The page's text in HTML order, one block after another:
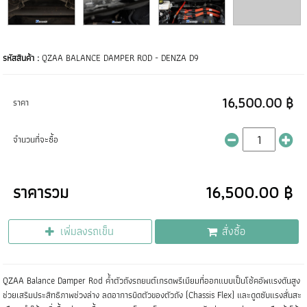
รหัสสินค้า :QZAA BALANCE DAMPER ROD - DENZA D9
ราคา 16,500.00 ฿
จำนวนที่จะซื้อ
ราคารวม 16,500.00 ฿
เพิ่มลงรถเข็น สั่งซื้อ
QZAA Balance Damper Rod ค้ำตัวถังรถยนต์เกรดพรีเมียมที่ออกแบบเป็นโช้คอัพแรงดันสูง
ช่วยเสริมประสิทธิภาพช่วงล่าง ลดอาการบิดตัวของตัวถัง (Chassis Flex) และดูดซับแรงสั่นสะ